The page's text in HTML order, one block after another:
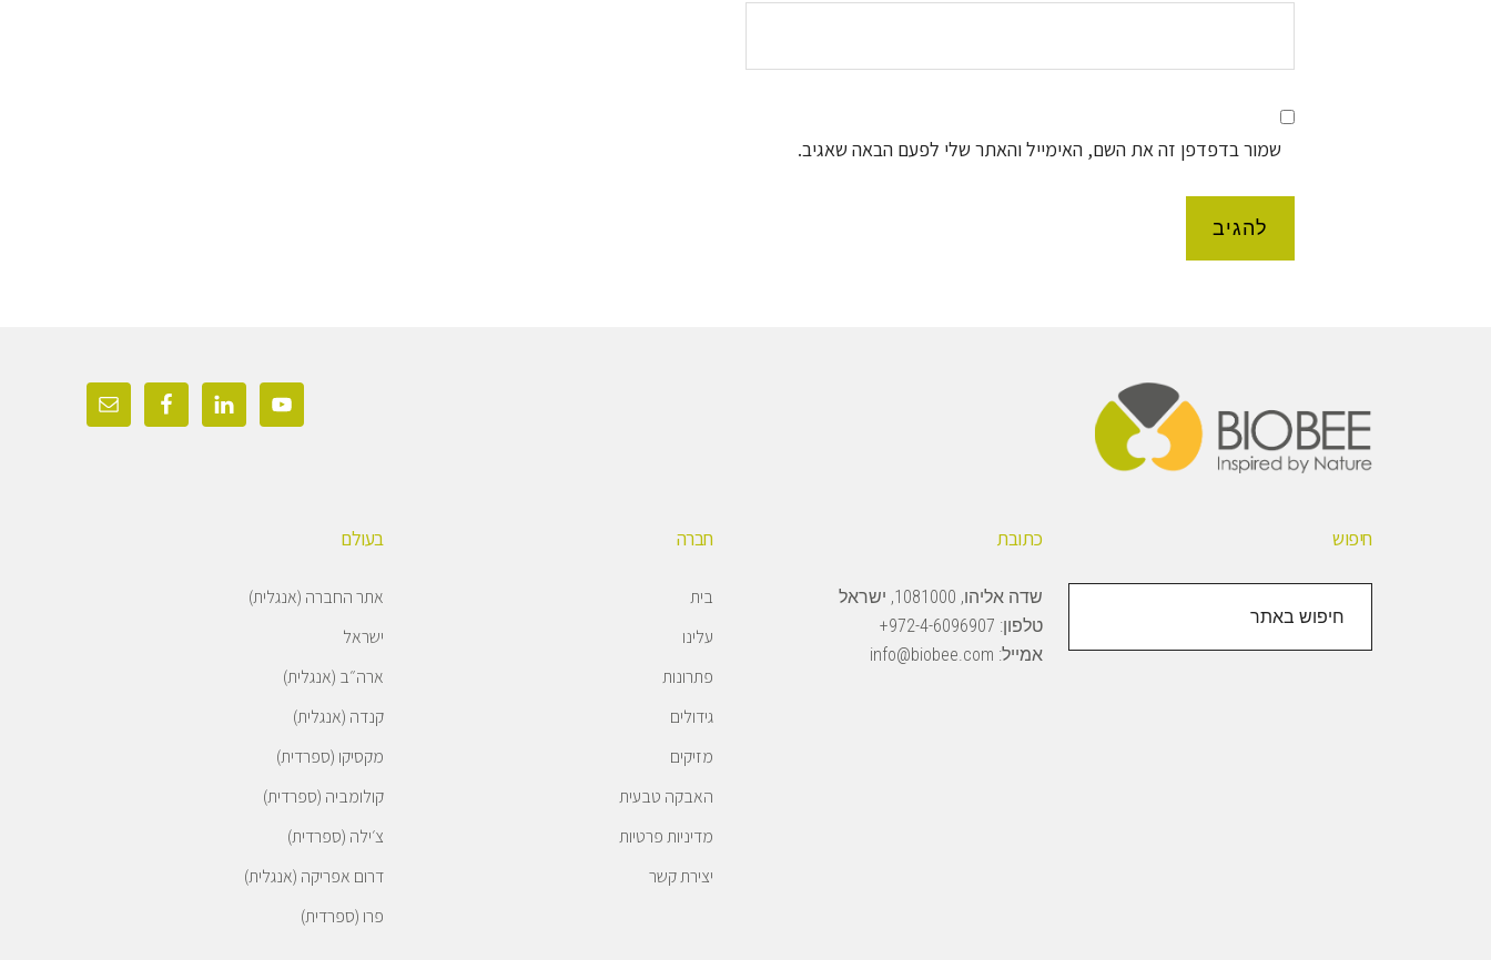
שמור בדפדפן זה את השם, האימייל והאתר שלי לפעם הבאה שאגיב.
בעולם
אתר החברה (אנגלית)
ישראל
ארה״ב (אנגלית)
קנדה (אנגלית)
מקסיקו (ספרדית)
קולומביה (ספרדית)
צ׳ילה (ספרדית)
דרום אפריקה (אנגלית)
פרו (ספרדית)
חברה
בית
עלינו
פתרונות
גידולים
מזיקים
האבקה טבעית
מדיניות פרטיות
יצירת קשר
כתובת
שדה אליהו, 1081000, ישראל
טלפון: 972-4-6096907+
אמייל: info@biobee.com
חיפוש
באתר